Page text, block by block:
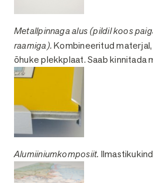
Metallpinnaga alus (pildil koos
raamiga).Kombineeritud
õhuke plekkplaat. Saab kinnitada
Alumiiniumkomposiit.